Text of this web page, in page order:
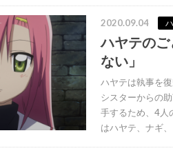
2020.09.04
ハヤテの
ない」
ハヤテは執事を
シスターからの
手するため、4人
はハヤテ、ナギ